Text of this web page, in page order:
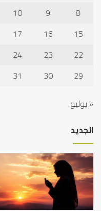
8
9
10
15
16
17
22
23
24
29
30
31
« يوليو
الجديد